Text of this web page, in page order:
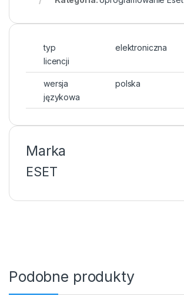
typ
licencji
elektroniczna
wersja
językowa
polska
Marka
ESET
Podobne produkty